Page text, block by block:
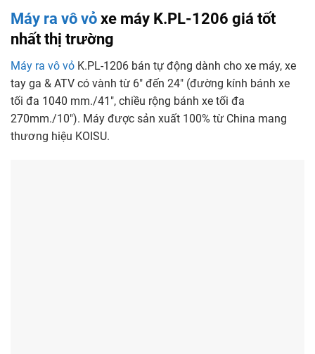
Máy ra vô vỏxe máy K.PL-1206 giá tốt
nhất thị trường
Máy ra vô vỏ K.PL-1206 bán tự động dành cho xe máy, xe
tay ga & ATV có vành từ 6″ đến 24″ (đường kính bánh xe
tối đa 1040 mm./41″, chiều rộng bánh xe tối đa
270mm./10″). Máy được sản xuất 100% từ China mang
thương hiệu KOISU.